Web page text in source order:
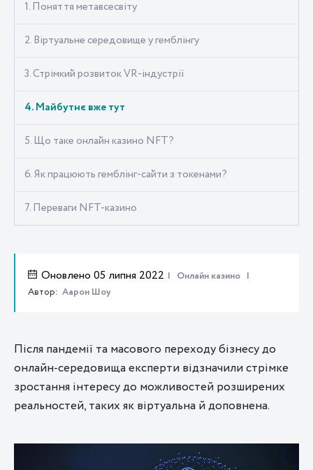
1. Поняття метавсесвіту
2. Віртуальне середовище у гемблінгу
3. Стрімкий розвиток VR-індустрії
4. Майбутнє вже тут
5. Що таке онлайн казино NFT?
6. Як працюють гемблінг-сайти з токенами?
7. Переваги NFT-казино
Оновлено 05 липня 2022
Онлайн казино
Автор: Аарон Шоу
Після пандемії та масового переходу бізнесу до
онлайн-середовища експерти відзначили стрімке
зростання інтересу до можливостей розширених
реальностей, таких як віртуальна й доповнена.